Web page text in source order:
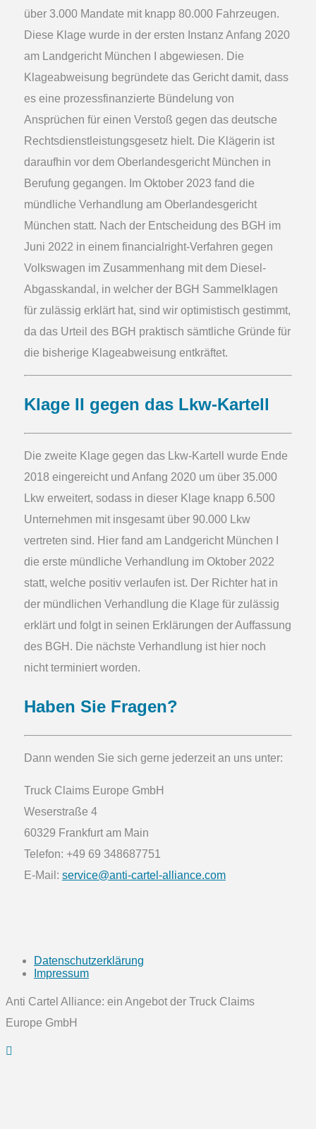
über 3.000 Mandate mit knapp 80.000 Fahrzeugen.
Diese Klage wurde in der ersten Instanz Anfang 2020
am Landgericht München I abgewiesen. Die
Klageabweisung begründete das Gericht damit, dass
es eine prozessfinanzierte Bündelung von
Ansprüchen für einen Verstoß gegen das deutsche
Rechtsdienstleistungsgesetz hielt. Die Klägerin ist
daraufhin vor dem Oberlandesgericht München in
Berufung gegangen. Im Oktober 2023 fand die
mündliche Verhandlung am Oberlandesgericht
München statt. Nach der Entscheidung des BGH im
Juni 2022 in einem financialright-Verfahren gegen
Volkswagen im Zusammenhang mit dem Diesel-
Abgasskandal, in welcher der BGH Sammelklagen
für zulässig erklärt hat, sind wir optimistisch gestimmt,
da das Urteil des BGH praktisch sämtliche Gründe für
die bisherige Klageabweisung entkräftet.
Klage II gegen das Lkw-Kartell
Die zweite Klage gegen das Lkw-Kartell wurde Ende
2018 eingereicht und Anfang 2020 um über 35.000
Lkw erweitert, sodass in dieser Klage knapp 6.500
Unternehmen mit insgesamt über 90.000 Lkw
vertreten sind. Hier fand am Landgericht München I
die erste mündliche Verhandlung im Oktober 2022
statt, welche positiv verlaufen ist. Der Richter hat in
der mündlichen Verhandlung die Klage für zulässig
erklärt und folgt in seinen Erklärungen der Auffassung
des BGH. Die nächste Verhandlung ist hier noch
nicht terminiert worden.
Haben Sie Fragen?
Dann wenden Sie sich gerne jederzeit an uns unter:
Truck Claims Europe GmbH
Weserstraße 4
60329 Frankfurt am Main
Telefon: +49 69 348687751
E-Mail: service@anti-cartel-alliance.com
Datenschutzerklärung
Impressum
Anti Cartel Alliance: ein Angebot der Truck Claims
Europe GmbH